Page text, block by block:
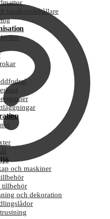
tandborstehållare
och maskiner
tillbehör
och dekoration